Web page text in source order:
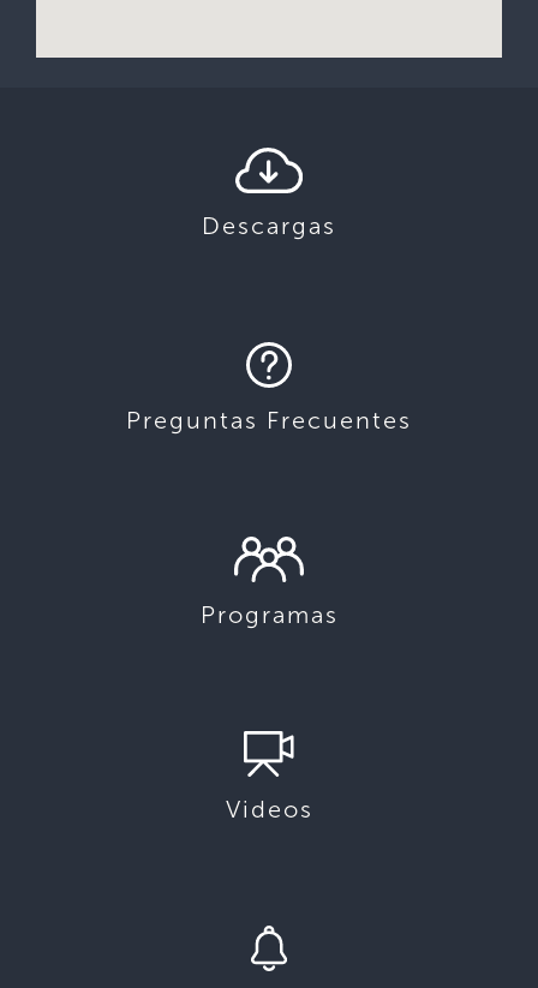
Descargas
Preguntas Frecuentes
Programas
Videos